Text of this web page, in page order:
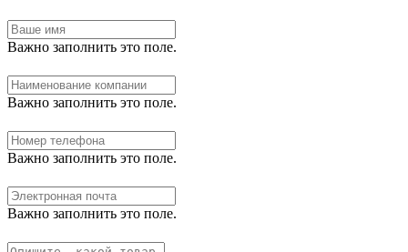
Важно заполнить это поле.
Важно заполнить это поле.
Важно заполнить это поле.
Важно заполнить это поле.